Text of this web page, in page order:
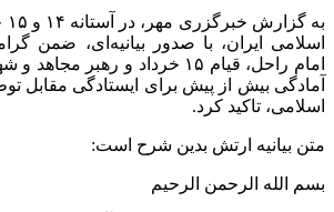
اسلامی ایران، با صدور بیانیه‌ای، ضمن
امام راحل، قیام ۱۵ خرداد و رهبر
آمادگی بیش از پیش برای ایستادگی مقابل
اسلامی، تاکید کرد.
متن بیانیه ارتش بدین شرح است:
بسم الله الرحمن الرحیم